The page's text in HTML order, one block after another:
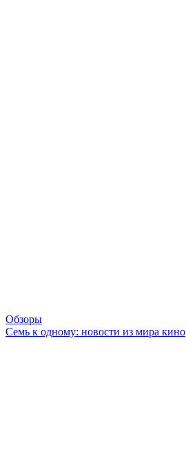
Обзоры
Семь к одному: новости из мира кино